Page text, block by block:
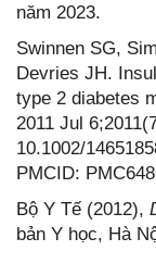
năm 2023.
Swinnen SG,
Devries JH.
type 2 diabetes
2011 Jul
10.1002/
PMCID:
Bộ Y Tế (2012),
bản Y học, Hà